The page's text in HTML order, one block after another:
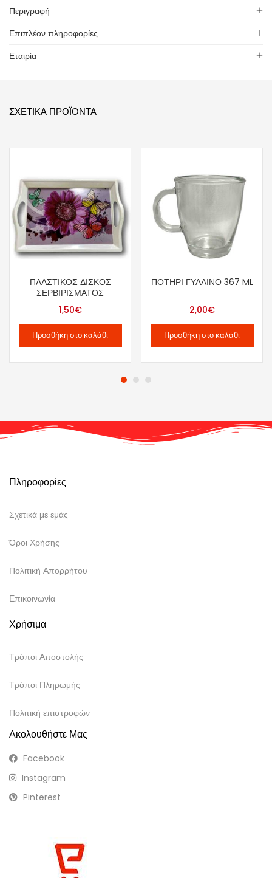
Περιγραφή
Επιπλέον πληροφορίες
Εταιρία
ΣΧΕΤΙΚΆ ΠΡΟΪΌΝΤΑ
ΠΛΑΣΤΙΚΌΣ ΔΊΣΚΟΣ
ΣΕΡΒΙΡΊΣΜΑΤΟΣ
1,50€
Προσθήκη στο καλάθι
ΠΟΤΉΡΙ ΓΥΆΛΙΝΟ 367 ML
2,00€
Προσθήκη στο καλάθι
Πληροφορίες
Σχετικά με εμάς
Όροι Χρήσης
Πολιτική Απορρήτου
Επικοινωνία
Χρήσιμα
Τρόποι Αποστολής
Τρόποι Πληρωμής
Πολιτική επιστροφών
Ακολουθήστε Μας
Facebook
Instagram
Pinterest